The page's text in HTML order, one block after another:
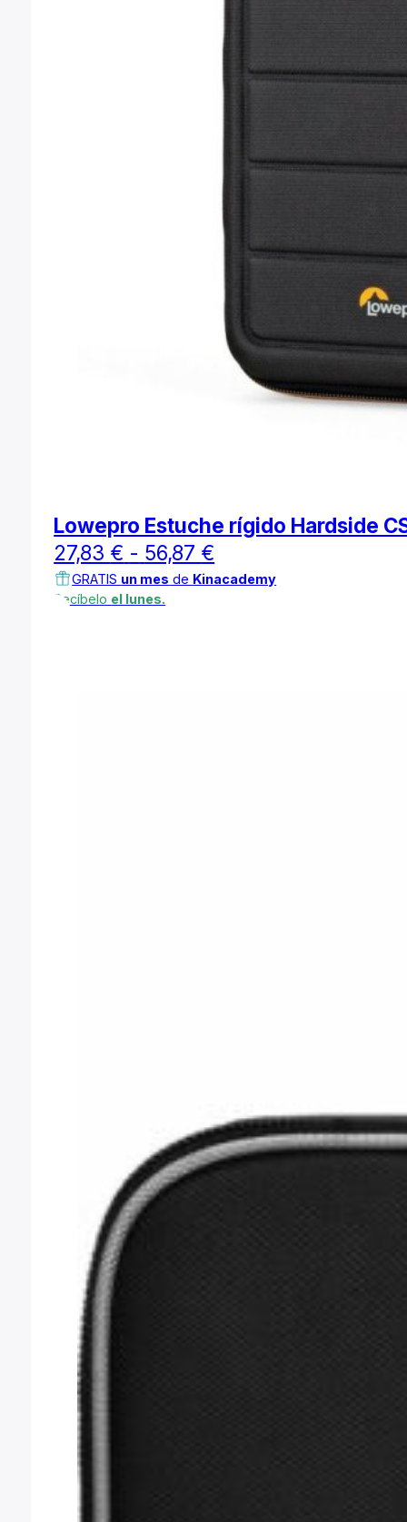
Lowepro Estuche rígido Hardside
27,83 € - 56,87 €
de
GRATIS un mes de Kinacademy
Recíbelo el lunes.